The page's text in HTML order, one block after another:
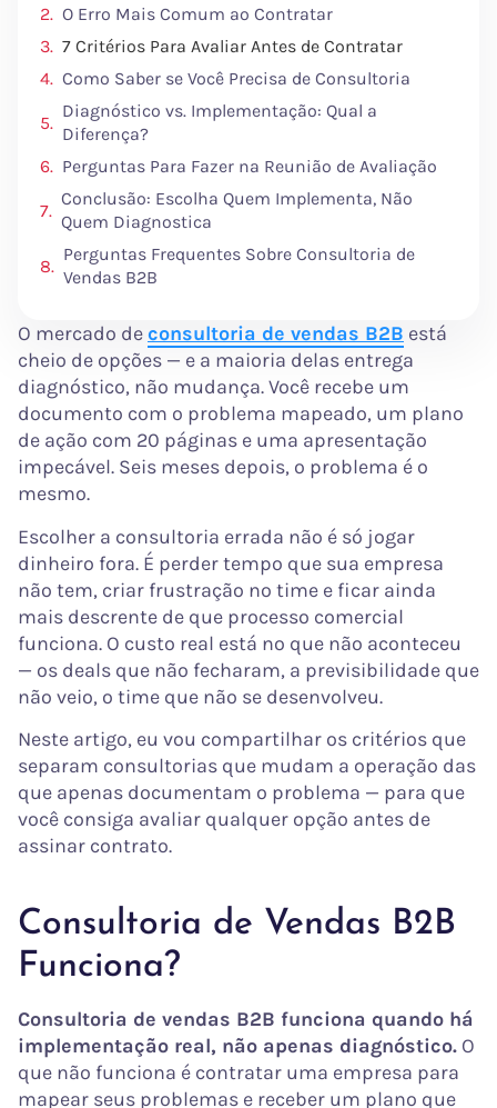
O Erro Mais Comum ao Contratar
7 Critérios Para Avaliar Antes de Contratar
Como Saber se Você Precisa de Consultoria
Diagnóstico vs. Implementação: Qual a
Diferença?
Perguntas Para Fazer na Reunião de Avaliação
Conclusão: Escolha Quem Implementa, Não
Quem Diagnostica
Perguntas Frequentes Sobre Consultoria de
Vendas B2B
O mercado deconsultoria de vendas B2B está
cheio de opções — e a maioria delas entrega
diagnóstico, não mudança. Você recebe um
documento com o problema mapeado, um plano
de ação com 20 páginas e uma apresentação
impecável. Seis meses depois, o problema é o
mesmo.
Escolher a consultoria errada não é só jogar
dinheiro fora. É perder tempo que sua empresa
não tem, criar frustração no time e ficar ainda
mais descrente de que processo comercial
funciona. O custo real está no que não aconteceu
— os deals que não fecharam, a previsibilidade que
não veio, o time que não se desenvolveu.
Neste artigo, eu vou compartilhar os critérios que
separam consultorias que mudam a operação das
que apenas documentam o problema — para que
você consiga avaliar qualquer opção antes de
assinar contrato.
Consultoria de Vendas B2B
Funciona?
Consultoria de vendas B2B funciona quando há
implementação real, não apenas diagnóstico. O
que não funciona é contratar uma empresa para
mapear seus problemas e receber um plano que